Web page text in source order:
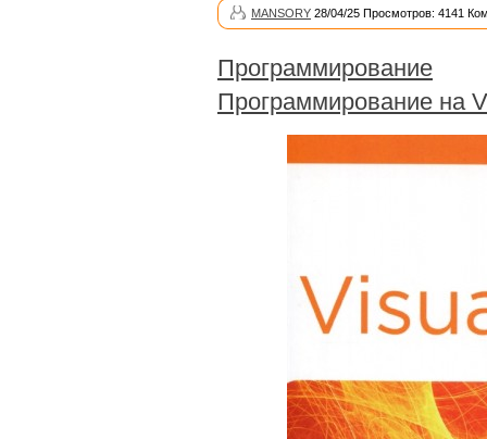
MANSORY 28/04/25 Просмотров: 4141
Программирование
Программирование на